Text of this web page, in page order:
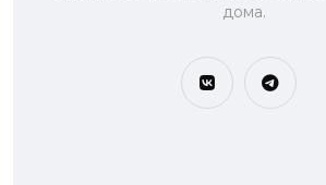
дома.